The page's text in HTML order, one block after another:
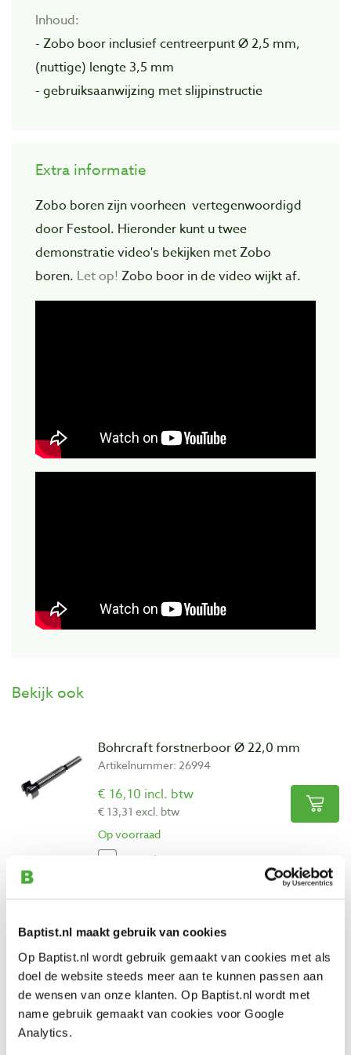
Baptist.nl maakt gebruik van cookies
Op Baptist.nl wordt gebruik gemaakt van cookies met als
doel de website steeds meer aan te kunnen passen aan
de wensen van onze klanten. Op Baptist.nl wordt met
name gebruik gemaakt van cookies voor Google
Analytics.
Inhoud:
- Zobo boor inclusief centreerpunt Ø 2,5 mm,
(nuttige) lengte 3,5 mm
- gebruiksaanwijzing met slijpinstructie
Extra informatie
Zobo boren zijn voorheen vertegenwoordigd
door Festool. Hieronder kunt u twee
demonstratie video's bekijken met Zobo
boren. Let op! Zobo boor in de video wijkt af.
Bekijk ook
Bohrcraft forstnerboor Ø 22,0 mm
Artikelnummer: 26994
€ 16,10 incl. btw
€ 13,31 excl. btw
Op voorraad
Vergelijken
mm
Artikelnummer: 778742
€ 28,90 incl. btw
€ 23,88 excl. btw
Op voorraad